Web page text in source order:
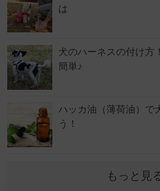
は
犬のハーネスの付け方
簡単♪
ハッカ油（薄荷油）で
う！
もっと見